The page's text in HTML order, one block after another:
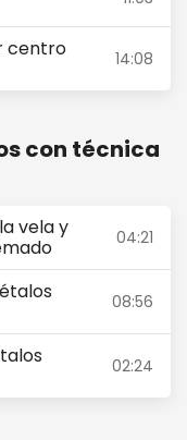
centro
14:08
con técnica
vela y
04:21
08:56
02:24